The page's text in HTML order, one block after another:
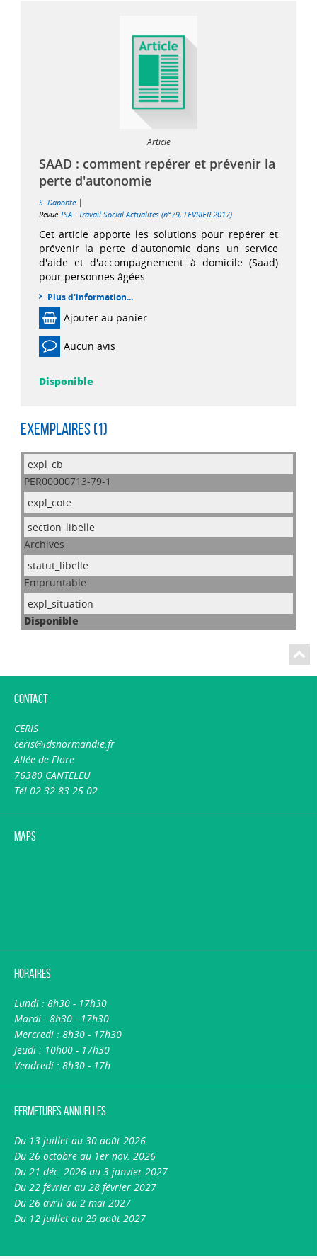
Article
SAAD : comment repérer et prévenir la
perte d'autonomie
S. Daponte |
Revue TSA - Travail Social Actualités (n°79, FEVRIER 2017)
Cet article apporte les solutions pour repérer et
prévenir la perte d'autonomie dans un service
d'aide et d'accompagnement à domicile (Saad)
pour personnes âgées.
Plus d'information...
Ajouter au panier
Aucun avis
Disponible
Exemplaires (1)
PER00000713-79-1
Archives
Empruntable
Disponible
Contact
CERIS
ceris@idsnormandie.fr
Allée de Flore
76380 CANTELEU
Tél 02.32.83.25.02
Maps
Horaires
Lundi : 8h30 - 17h30
Mardi : 8h30 - 17h30
Mercredi : 8h30 - 17h30
Jeudi : 10h00 - 17h30
Vendredi : 8h30 - 17h
Fermetures annuelles
Du 13 juillet au 30 août 2026
Du 26 octobre au 1er nov. 2026
Du 21 déc. 2026 au 3 janvier 2027
Du 22 février au 28 février 2027
Du 26 avril au 2 mai 2027
Du 12 juillet au 29 août 2027